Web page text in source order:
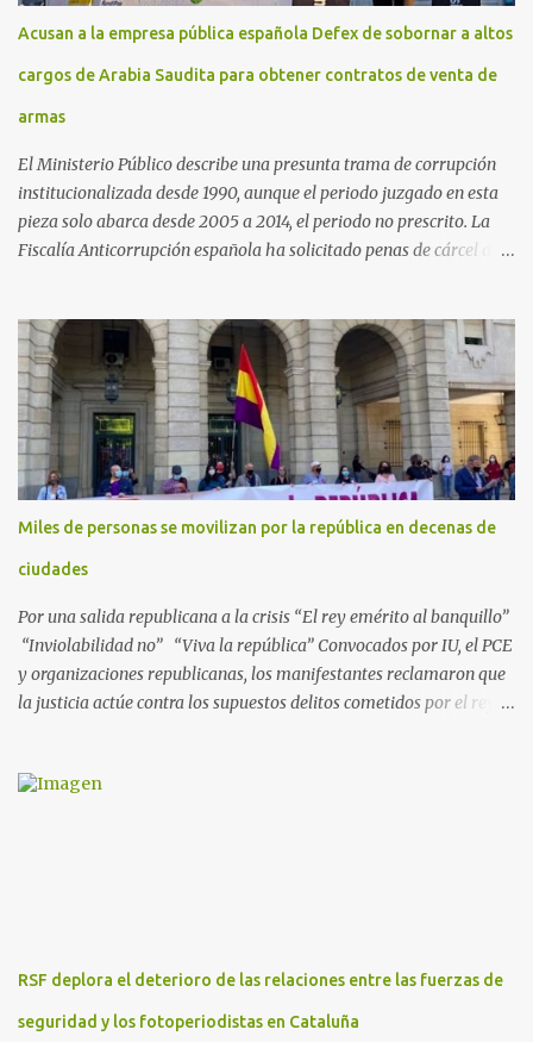
Acusan a la empresa pública española Defex de sobornar a altos
cargos de Arabia Saudita para obtener contratos de venta de
armas
El Ministerio Público describe una presunta trama de corrupción
institucionalizada desde 1990, aunque el periodo juzgado en esta
pieza solo abarca desde 2005 a 2014, el periodo no prescrito. La
Fiscalía Anticorrupción española ha solicitado penas de cárcel de
Arabia Saudita a través de la empresa pública española Defex,
disuelta. El fiscal Conrado Saiz describe en su escrito de
conclusiones cómo la empresa pública Defex pagó comisiones
ilegales a diversas autoridades del régimen árabe entre 2005 y
2014, para obtener a cambio la materialización de los contratos. El
Ministerio Público lleva a cabo esta acusación en una de las piezas
separadas del llamado 'caso Defex', que investiga once ventas
ejecutadas en este periodo, y atribuye a José Ignacio Encinas
Charro, presidente de la compañía pública hasta 2013, los
Miles de personas se movilizan por la república en decenas de
ciudades
Por una salida republicana a la crisis “El rey emérito al banquillo”
“Inviolabilidad no” “Viva la república” Convocados por IU, el PCE
y organizaciones republicanas, los manifestantes reclamaron que
la justicia actúe contra los supuestos delitos cometidos por el rey
planificó en verano esta convocatoria como reacción a los
anticorrupción de los estados español y helvético ya están
investigando supuestos delitos de «cohecho internacional y
RSF deplora el deterioro de las relaciones entre las fuerzas de
seguridad y los fotoperiodistas en Cataluña